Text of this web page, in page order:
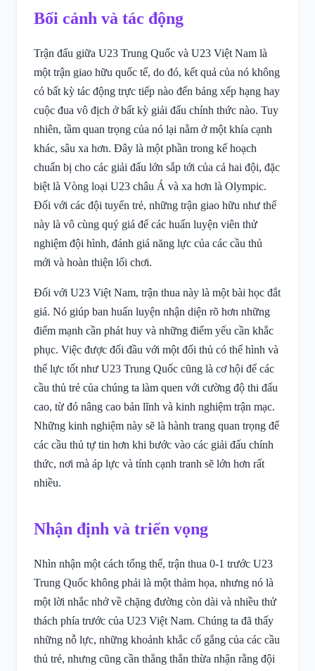
Bối cảnh và tác động
Trận đấu giữa U23 Trung Quốc và U23 Việt Nam là
một trận giao hữu quốc tế, do đó, kết quả của nó không
có bất kỳ tác động trực tiếp nào đến bảng xếp hạng hay
cuộc đua vô địch ở bất kỳ giải đấu chính thức nào. Tuy
nhiên, tầm quan trọng của nó lại nằm ở một khía cạnh
khác, sâu xa hơn. Đây là một phần trong kế hoạch
chuẩn bị cho các giải đấu lớn sắp tới của cả hai đội, đặc
biệt là Vòng loại U23 châu Á và xa hơn là Olympic.
Đối với các đội tuyển trẻ, những trận giao hữu như thế
này là vô cùng quý giá để các huấn luyện viên thử
nghiệm đội hình, đánh giá năng lực của các cầu thủ
mới và hoàn thiện lối chơi.
Đối với U23 Việt Nam, trận thua này là một bài học đắt
giá. Nó giúp ban huấn luyện nhận diện rõ hơn những
điểm mạnh cần phát huy và những điểm yếu cần khắc
phục. Việc được đối đầu với một đối thủ có thể hình và
thể lực tốt như U23 Trung Quốc cũng là cơ hội để các
cầu thủ trẻ của chúng ta làm quen với cường độ thi đấu
cao, từ đó nâng cao bản lĩnh và kinh nghiệm trận mạc.
Những kinh nghiệm này sẽ là hành trang quan trọng để
các cầu thủ tự tin hơn khi bước vào các giải đấu chính
thức, nơi mà áp lực và tính cạnh tranh sẽ lớn hơn rất
nhiều.
Nhận định và triển vọng
Nhìn nhận một cách tổng thể, trận thua 0-1 trước U23
Trung Quốc không phải là một thảm họa, nhưng nó là
một lời nhắc nhở về chặng đường còn dài và nhiều thử
thách phía trước của U23 Việt Nam. Chúng ta đã thấy
những nỗ lực, những khoảnh khắc cố gắng của các cầu
thủ trẻ, nhưng cũng cần thẳng thắn thừa nhận rằng đội